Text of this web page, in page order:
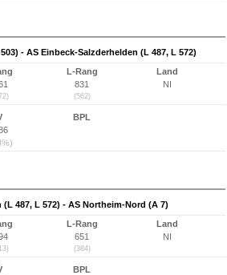
- AS Einbeck-Salzderhelden (L 487, L 572)
L-Rang
831
(562)
Land
NI
BPL
487, L 572) - AS Northeim-Nord (A 7)
L-Rang
651
(384)
Land
NI
BPL